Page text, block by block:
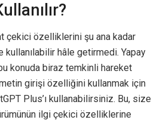
çekici özelliklerini şu ana kadar
kullanılabilir hâle getirmedi. Yapay
konuda biraz temkinli hareket
girişi özelliğini kullanmak için
Plus’ı kullanabilirsiniz. Bu, size
ilgi çekici özelliklerine